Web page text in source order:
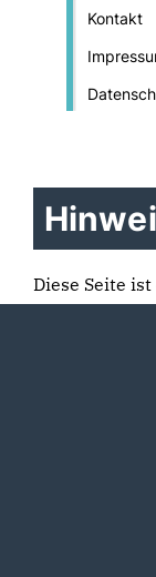
Kontakt
Diese Seite